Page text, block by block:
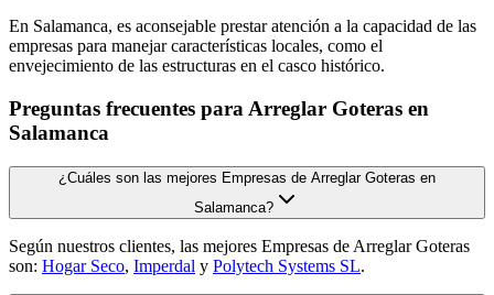
En Salamanca, es aconsejable prestar atención a la capacidad de las
empresas para manejar características locales, como el
envejecimiento de las estructuras en el casco histórico.
Preguntas frecuentes para Arreglar Goteras en
Salamanca
¿Cuáles son las mejores Empresas de Arreglar Goteras en
Salamanca?
Según nuestros clientes, las mejores Empresas de Arreglar Goteras
son: Hogar Seco, Imperdal y Polytech Systems SL.